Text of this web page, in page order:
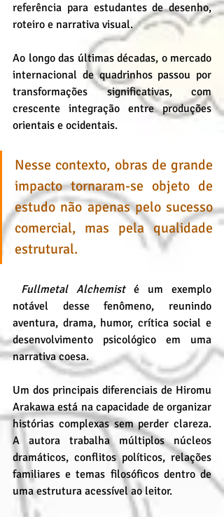
referência para estudantes de desenho,
roteiro e narrativa visual.
Ao longo das últimas décadas, o mercado
internacional de quadrinhos passou por
transformações significativas, com
crescente integração entre produções
orientais e ocidentais.
Nesse contexto, obras de grande
impacto tornaram-se objeto de
estudo não apenas pelo sucesso
comercial, mas pela qualidade
estrutural.
Fullmetal Alchemist é um exemplo
notável desse fenômeno, reunindo
aventura, drama, humor, crítica social e
desenvolvimento psicológico em uma
narrativa coesa.
Um dos principais diferenciais de Hiromu
Arakawa está na capacidade de organizar
histórias complexas sem perder clareza.
A autora trabalha múltiplos núcleos
dramáticos, conflitos políticos, relações
familiares e temas filosóficos dentro de
uma estrutura acessível ao leitor.